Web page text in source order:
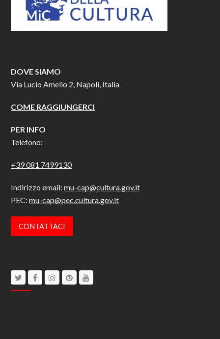
DOVE SIAMO
Via Lucio Amelio 2, Napoli, Italia
COME RAGGIUNGERCI
PER INFO
Telefono:
+39 081 7499130
Indirizzo email:mu-cap@cultura.gov.it
PEC:mu-cap@pec.cultura.gov.it
CONTATTACI
TwitterFacebookInstagram
Pinterest